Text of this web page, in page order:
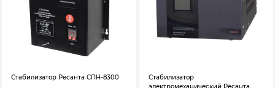
Стабилизатор Ресанта СПН-8300
Стабилизатор
электромеханический Ресанта